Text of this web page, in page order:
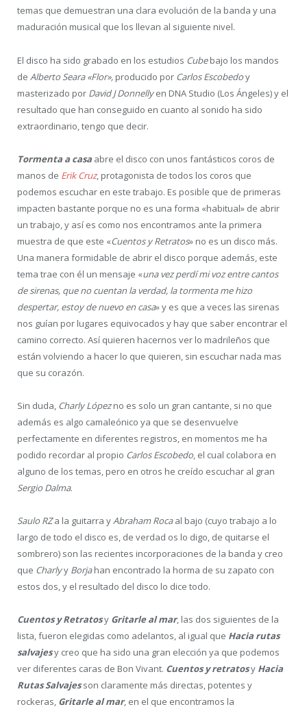
temas que demuestran una clara evolución de la banda y una
maduración musical que los llevan al siguiente nivel.
El disco ha sido grabado en los estudios Cubebajo los mandos
de Alberto Seara «Flor», producido por Carlos Escobedoy
masterizado por David J Donnellyen DNA Studio (Los Ángeles)y el
resultado que han conseguido en cuanto al sonido ha sido
extraordinario, tengo que decir.
Tormenta a casa abre el disco con unos fantásticos coros de
manos de Erik Cruz, protagonista de todos los coros que
podemos escuchar en este trabajo. Es posible que de primeras
impacten bastante porque no es una forma «habitual» de abrir
un trabajo, y así es como nos encontramos ante la primera
muestra de que este «Cuentos y Retratos» no es un disco más.
Una manera formidable de abrir el disco porque además, este
tema trae con él un mensaje «una vez perdí mi voz entre cantos
de sirenas, que no cuentan la verdad, la tormenta me hizo
despertar, estoy de nuevo en casa» y es que a veces las sirenas
nos guían por lugares equivocados y hay que saber encontrar el
camino correcto. Así quieren hacernos ver lo madrileños que
están volviendo a hacer lo que quieren, sin escuchar nada mas
que su corazón.
Sin duda, Charly Lópezno es solo un gran cantante, si no que
además es algo camaleónico ya que se desenvuelve
perfectamente en diferentes registros, en momentos me ha
podido recordar al propio Carlos Escobedo, el cual colabora en
alguno de los temas, pero en otros he creído escuchar al gran
Sergio Dalma.
Saulo RZa la guitarra yAbraham Rocaal bajo (cuyo trabajo a lo
largo de todo el disco es, de verdad os lo digo, de quitarse el
sombrero) son las recientes incorporaciones de la banda y creo
que Charlyy Borjahan encontrado la horma de su zapato con
estos dos, y el resultado del disco lo dice todo.
Cuentos y Retratosy Gritarle al mar, las dos siguientes de la
lista, fueron elegidas como adelantos, al igual que Hacia rutas
salvajesy creo que ha sido una gran elección ya que podemos
ver diferentes caras de Bon Vivant. Cuentos y retratosy Hacia
Rutas Salvajesson claramente más directas, potentes y
rockeras, Gritarle al mar, en el que encontramos la